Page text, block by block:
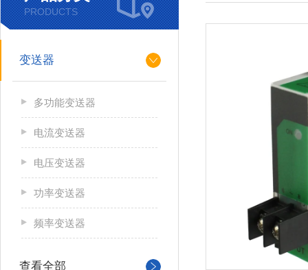
PRODUCTS
变送器
多功能变送器
电流变送器
电压变送器
功率变送器
频率变送器
查看全部